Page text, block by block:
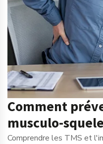
Comment
musculo-
Comprendre les TMS et